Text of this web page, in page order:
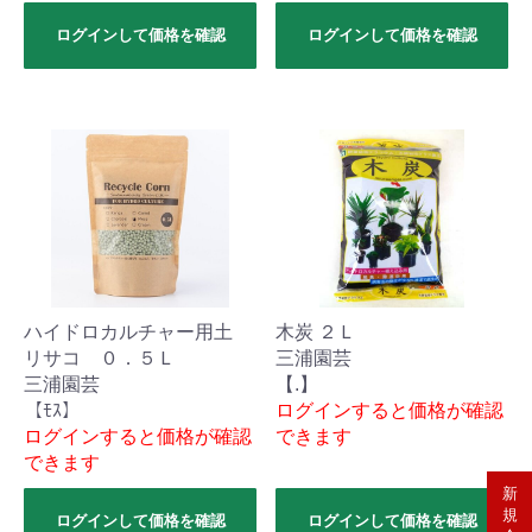
ログインして価格を確認 ログインして価格を確認
ハイドロカルチャー用土
リサコ ０．５Ｌ
三浦園芸
【ﾓｽ】
ログインすると価格が確認
できます
ログインして価格を確認
木炭 ２Ｌ
三浦園芸
【.】
ログインすると価格が確認
できます
ログインして価格を確認
新
規